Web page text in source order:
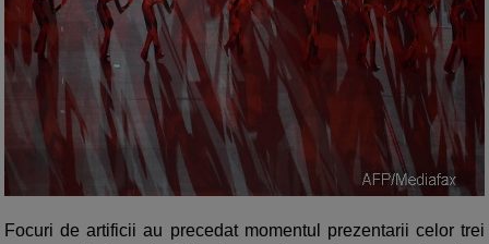
Focuri de artificii au precedat momentul prezentarii celor trei